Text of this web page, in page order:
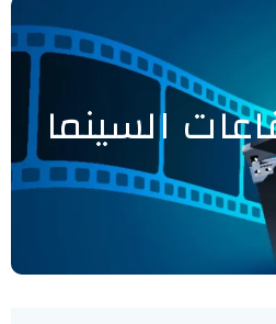
السينما